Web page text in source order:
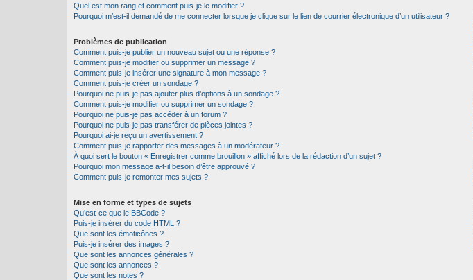
Quel est mon rang et comment puis-je le modifier ?
Pourquoi m’est-il demandé de me connecter lorsque je clique sur le lien de courrier électronique d’un utilisateur ?
Problèmes de publication
Comment puis-je publier un nouveau sujet ou une réponse ?
Comment puis-je modifier ou supprimer un message ?
Comment puis-je insérer une signature à mon message ?
Comment puis-je créer un sondage ?
Pourquoi ne puis-je pas ajouter plus d’options à un sondage ?
Comment puis-je modifier ou supprimer un sondage ?
Pourquoi ne puis-je pas accéder à un forum ?
Pourquoi ne puis-je pas transférer de pièces jointes ?
Pourquoi ai-je reçu un avertissement ?
Comment puis-je rapporter des messages à un modérateur ?
À quoi sert le bouton « Enregistrer comme brouillon » affiché lors de la rédaction d’un sujet ?
Pourquoi mon message a-t-il besoin d’être approuvé ?
Comment puis-je remonter mes sujets ?
Mise en forme et types de sujets
Qu’est-ce que le BBCode ?
Puis-je insérer du code HTML ?
Que sont les émoticônes ?
Puis-je insérer des images ?
Que sont les annonces générales ?
Que sont les annonces ?
Que sont les notes ?